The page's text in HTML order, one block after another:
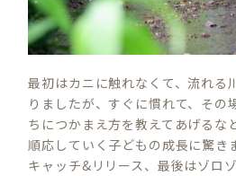
最初はカニに触れなくて、流れる
りましたが、すぐに慣れて、その
ちにつかまえ方を教えてあげるな
順応していく子どもの成長に驚き
キャッチ&リリース、最後はゾロ